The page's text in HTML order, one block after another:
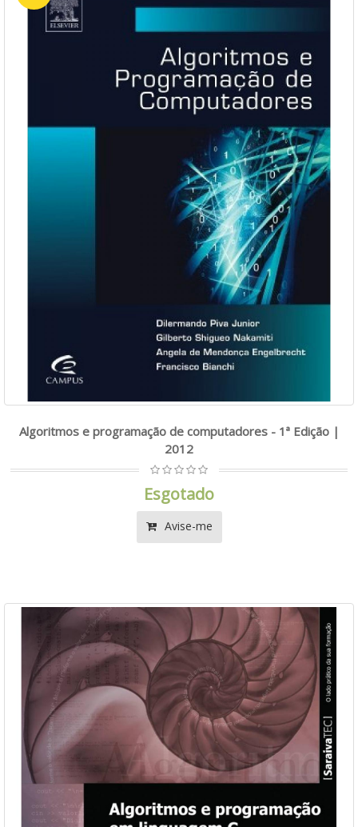
Algoritmos e programação de computadores - 1ª Edição |
2012
Esgotado
Avise-me